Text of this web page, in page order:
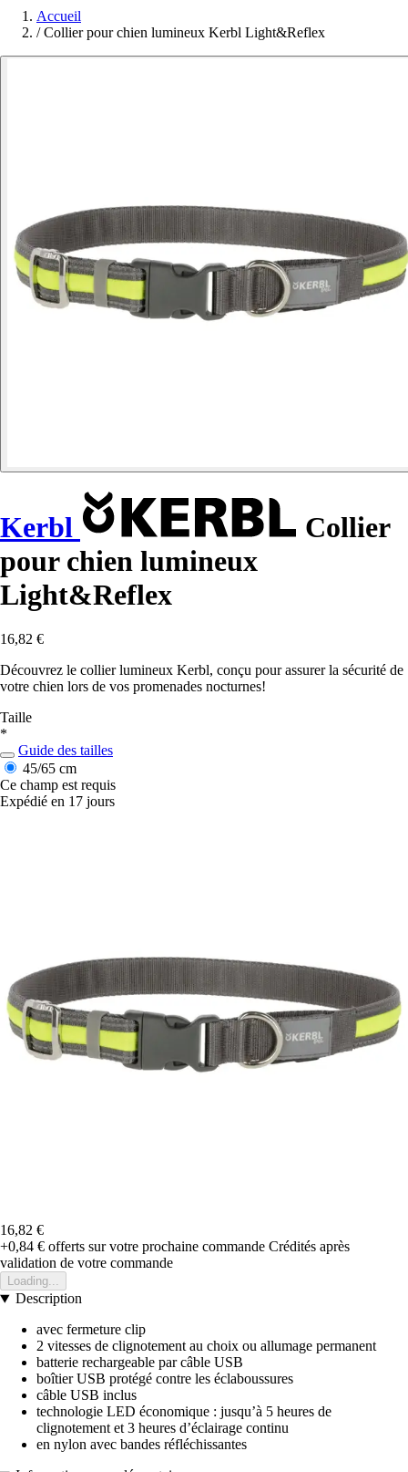
Accueil
/ Collier pour chien lumineux Kerbl Light&Reflex
Kerbl
Collier
pour chien lumineux
Light&Reflex
16,82 €
Découvrez le collier lumineux Kerbl, conçu pour assurer la sécurité de
votre chien lors de vos promenades nocturnes!
Taille
*
Guide des tailles
45/65 cm
Ce champ est requis
Expédié en 17 jours
16,82 €
+0,84 € offerts sur votre prochaine commande Crédités après
validation de votre commande
Loading...
Description
avec fermeture clip
2 vitesses de clignotement au choix ou allumage permanent
batterie rechargeable par câble USB
boîtier USB protégé contre les éclaboussures
câble USB inclus
technologie LED économique : jusqu’à 5 heures de
clignotement et 3 heures d’éclairage continu
en nylon avec bandes réfléchissantes